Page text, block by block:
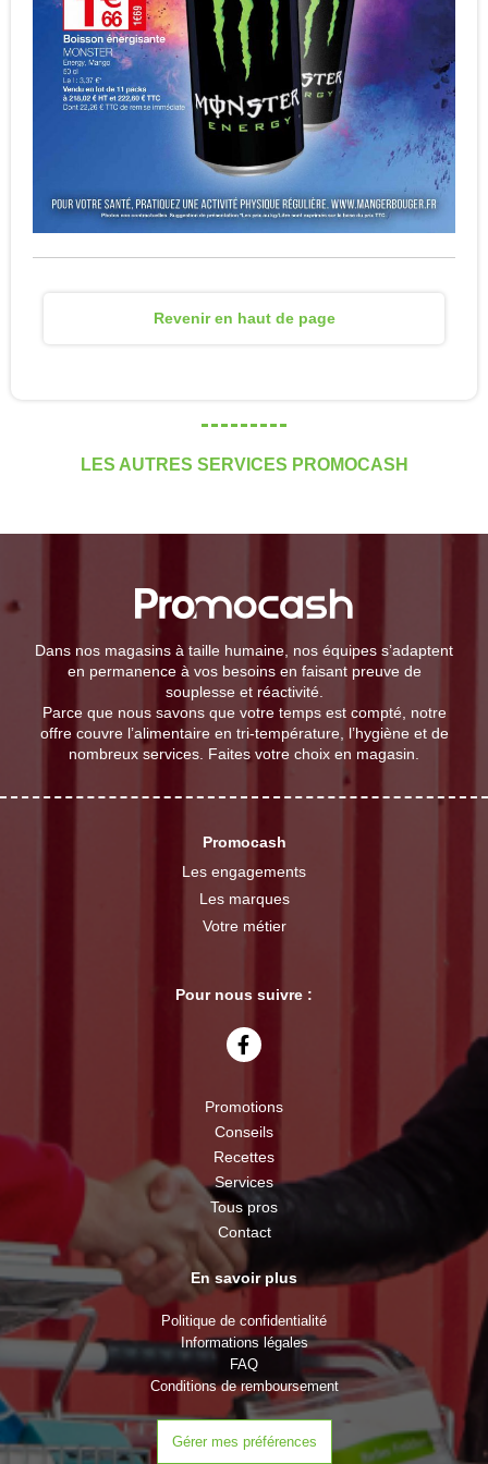
Revenir en haut de page
LES AUTRES SERVICES PROMOCASH
Dans nos magasins à taille humaine, nos équipes s’adaptent
en permanence à vos besoins en faisant preuve de
souplesse et réactivité.
Parce que nous savons que votre temps est compté, notre
offre couvre l’alimentaire en tri-température, l’hygiène et de
nombreux services. Faites votre choix en magasin.
Promocash
Les engagements
Les marques
Votre métier
Pour nous suivre :
Promotions
Conseils
Recettes
Services
Tous pros
Contact
En savoir plus
Politique de confidentialité
Informations légales
FAQ
Conditions de remboursement
Gérer mes préférences